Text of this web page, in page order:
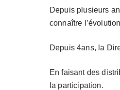
Depuis plusieurs
connaître
Depuis 4ans, la
En faisant des
la participation.